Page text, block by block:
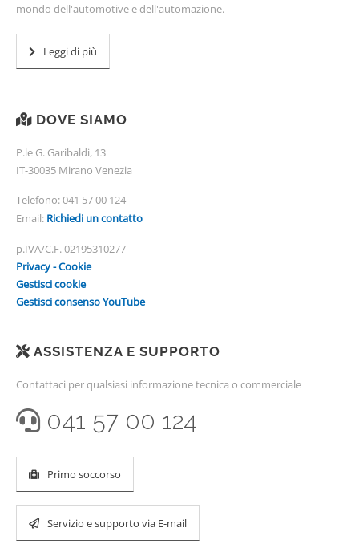
mondo dell'automotive e dell'automazione.
Leggi di più
DOVE SIAMO
P.le G. Garibaldi, 13
IT-30035 Mirano Venezia
Telefono:041 57 00 124
Email: Richiedi un contatto
p.IVA/C.F. 02195310277
Privacy - Cookie
Gestisci cookie
Gestisci consenso YouTube
ASSISTENZA E SUPPORTO
Contattaci per qualsiasi informazione tecnica o commerciale
041 57 00 124
Primo soccorso
Servizio e supporto via E-mail